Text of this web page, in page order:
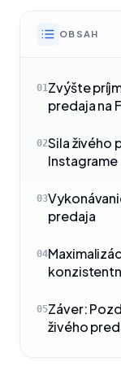
OBSAH
01Zvýšte
predaja na
02Sila živého
Instagrame
03
predaja
04
05Záver:
živého